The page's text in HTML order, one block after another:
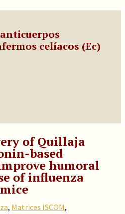
celíacos (Ec)
of Quillaja
based
humoral
of influenza
, Matrices ISCOM,